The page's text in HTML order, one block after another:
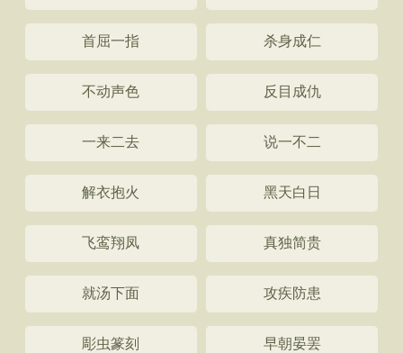
首屈一指 杀身成仁
不动声色 反目成仇
一来二去 说一不二
解衣抱火 黑天白日
飞鸾翔凤 真独简贵
就汤下面 攻疾防患
彫虫篆刻 早朝晏罢